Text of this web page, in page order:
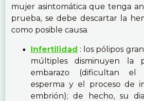
mujer asintomática que tenga
prueba, se debe descartar la
como posible causa.
Infertilidad : los pólipos
múltiples disminuyen la
embarazo (dificultan el
esperma y el proceso de
embrión); de hecho, su